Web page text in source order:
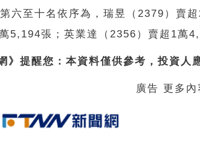
六至十名依序為， 瑞昱（ 2379 ）賣超
5,194張； 英業達（ 2356 ）賣超 1萬
》提醒您：本資料僅供參考，投資人
廣告 更多